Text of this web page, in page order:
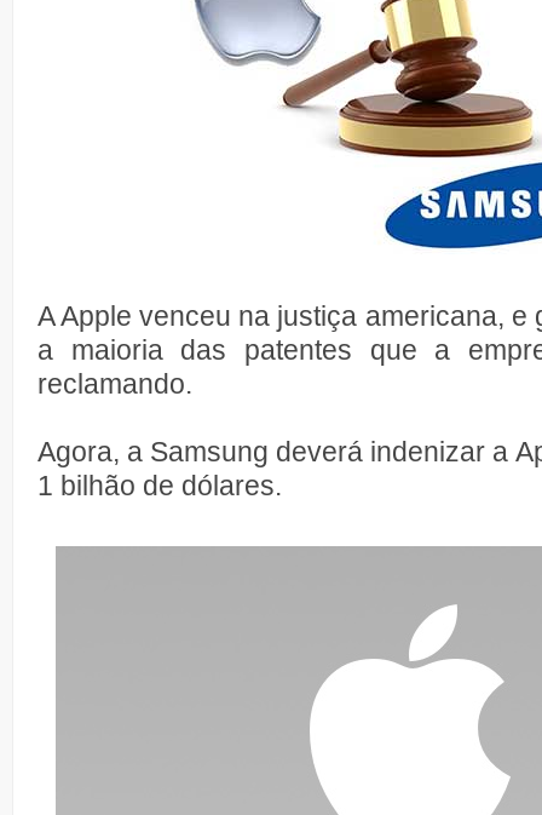
A Apple venceu na justiça americana, e
a maioria das patentes que a
reclamando.
Agora, a Samsung deverá indenizar a
1 bilhão de dólares.